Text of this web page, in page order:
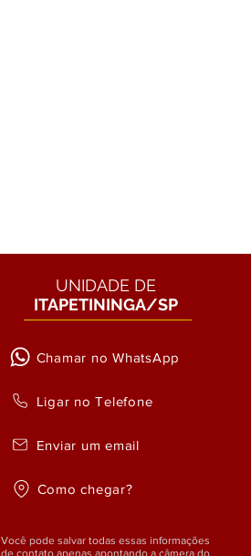
UNIDADE DE
ITAPETININGA/SP
Chamar no WhatsApp
Ligar no Telefone
Enviar um email
Como chegar?
Você pode salvar todas essas informações
de contato apenas apontando a câmera do